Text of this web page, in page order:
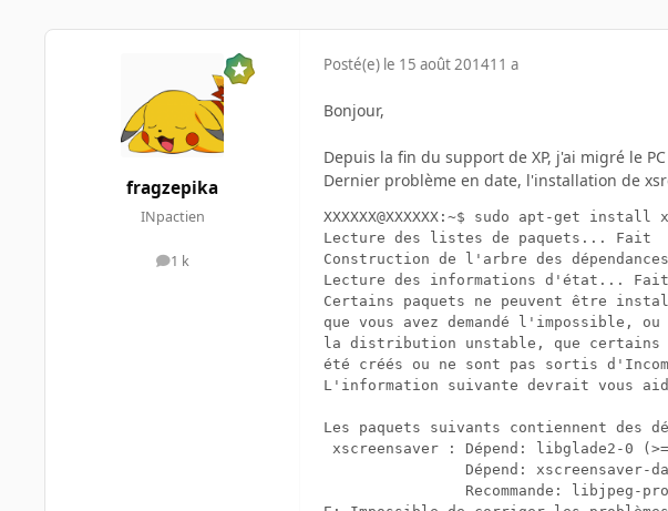
fragzepika
INpactien
1 k
messages
Posté(e) le 15 août 201411 a
Bonjour,
Depuis la fin du support de XP, j'ai migré le
Dernier problème en date, l'installation de
XXXXXX@XXXXXX:~$ sudo apt-get install
Lecture des listes de paquets... Fait
Construction de l'arbre des
Lecture des informations d'état... Fait
Certains paquets ne peuvent être
que vous avez demandé l'impossible,
la distribution unstable, que certains
été créés ou ne sont pas sortis
L'information suivante devrait vous
Les paquets suivants contiennent des
xscreensaver : Dépend: libglade2-0
Dépend: xscreensaver-
Recommande: libjpeg-